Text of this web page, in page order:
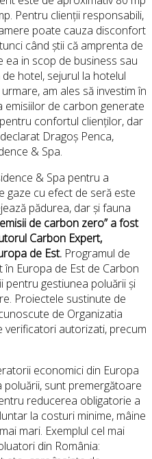
Pentru clienții responsabili,
poate cauza disconfort
când știi că amprenta de
ea in scop de business sau
hotel, sejurul la hotelul
am ales să investim în
de carbon generate
confortul clienților, dar
Dragoș Penca,
& Spa.
& Spa pentru a
gaze cu efect de seră este
pădurea, dar și fauna
de carbon zero” a fost
Carbon Expert,
de Est. Programul de
Europa de Est de Carbon
pentru gestiunea poluării și
Proiectele sustinute de
de Organizatia
verificatori autorizati, precum
economici din Europa
sunt premergătoare
reducerea obligatorie a
la costuri minime, mâine
mari. Exemplul cel mai
din România: